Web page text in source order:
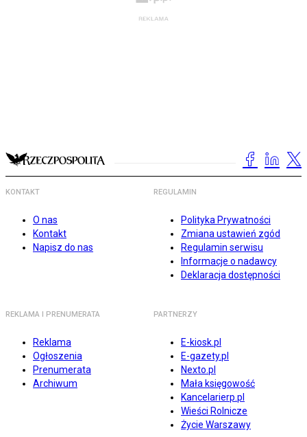
KONTAKT
O nas
Kontakt
Napisz do nas
REGULAMIN
Polityka Prywatności
Zmiana ustawień zgód
Regulamin serwisu
Informacje o nadawcy
Deklaracja dostępności
REKLAMA I PRENUMERATA
Reklama
Ogłoszenia
Prenumerata
Archiwum
PARTNERZY
E-kiosk.pl
E-gazety.pl
Nexto.pl
Mała księgowość
Kancelarierp.pl
Wieści Rolnicze
Życie Warszawy